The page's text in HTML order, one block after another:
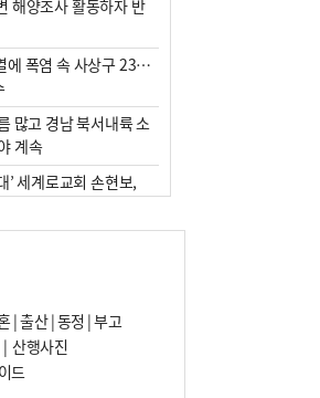
해양조사 활동하자 반
에 폭염 속 사상구 2300
많고 경남 북서내륙 소
계속
’ 세계로교회 손현보,
지시
평균가 ℓ당 1849원…
논란 축구협회 공식 사
행위 없어”
|출산|동정 |부고
| 산행사진
드